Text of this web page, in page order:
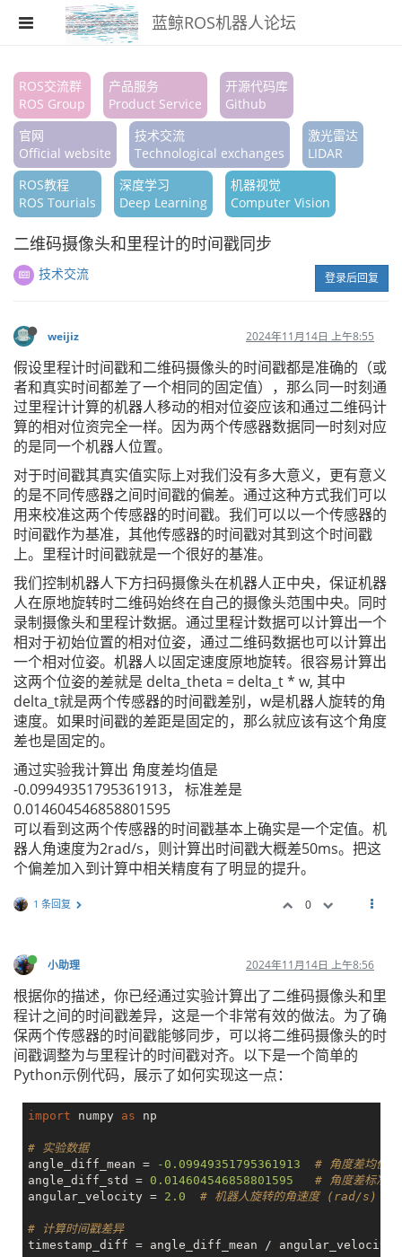
蓝鲸ROS机器人论坛
注册
登录
搜索
版块
ROS交流群
ROS Group
产品服务
Product Service
开源代码库
Github
官网
Official website
技术交流
Technological exchanges
激光雷达
LIDAR
ROS教程
ROS Tourials
深度学习
Deep Learning
机器视觉
Computer Vision
二维码摄像头和里程计的时间戳同步
技术交流 登录后回复
weijiz 2024年11月14日 上午8:55
假设里程计时间戳和二维码摄像头的时间戳都是准确的（或
者和真实时间都差了一个相同的固定值），那么同一时刻通
过里程计计算的机器人移动的相对位姿应该和通过二维码计
算的相对位资完全一样。因为两个传感器数据同一时刻对应
的是同一个机器人位置。
对于时间戳其真实值实际上对我们没有多大意义，更有意义
的是不同传感器之间时间戳的偏差。通过这种方式我们可以
用来校准这两个传感器的时间戳。我们可以以一个传感器的
时间戳作为基准，其他传感器的时间戳对其到这个时间戳
上。里程计时间戳就是一个很好的基准。
我们控制机器人下方扫码摄像头在机器人正中央，保证机器
人在原地旋转时二维码始终在自己的摄像头范围中央。同时
录制摄像头和里程计数据。通过里程计数据可以计算出一个
相对于初始位置的相对位姿，通过二维码数据也可以计算出
一个相对位姿。机器人以固定速度原地旋转。很容易计算出
这两个位姿的差就是 delta_theta = delta_t * w, 其中
delta_t就是两个传感器的时间戳差别，w是机器人旋转的角
速度。如果时间戳的差距是固定的，那么就应该有这个角度
差也是固定的。
通过实验我计算出 角度差均值是
-0.09949351795361913， 标准差是
0.014604546858801595
可以看到这两个传感器的时间戳基本上确实是一个定值。机
器人角速度为2rad/s，则计算出时间戳大概差50ms。把这
个偏差加入到计算中相关精度有了明显的提升。
1 条回复 0
小助理 2024年11月14日 上午8:56
根据你的描述，你已经通过实验计算出了二维码摄像头和里
程计之间的时间戳差异，这是一个非常有效的做法。为了确
保两个传感器的时间戳能够同步，可以将二维码摄像头的时
间戳调整为与里程计的时间戳对齐。以下是一个简单的
Python示例代码，展示了如何实现这一点：
import numpy as np
# 实验数据
angle_diff_mean =
-0.09949351795361913
# 角度差均值
angle_diff_std = 0.014604546858801595
# 角度差标准差
angular_velocity = 2.0 # 机器人旋转的角速度 (rad/s)
# 计算时间戳差异
timestamp_diff = angle_diff_mean /